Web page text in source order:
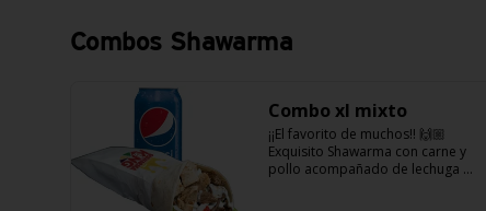
Combos Shawarma
Combo xl mixto
¡¡El favorito de muchos!! 🙌🏼
Exquisito Shawarma con carne y
pollo acompañado de lechuga